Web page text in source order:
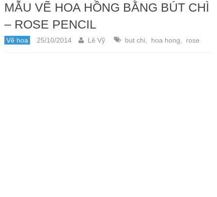
MẪU VẼ HOA HỒNG BẰNG BÚT CHÌ
– ROSE PENCIL
Vẽ hoa 25/10/2014 Lê Vỹ but chi hoa hong rose